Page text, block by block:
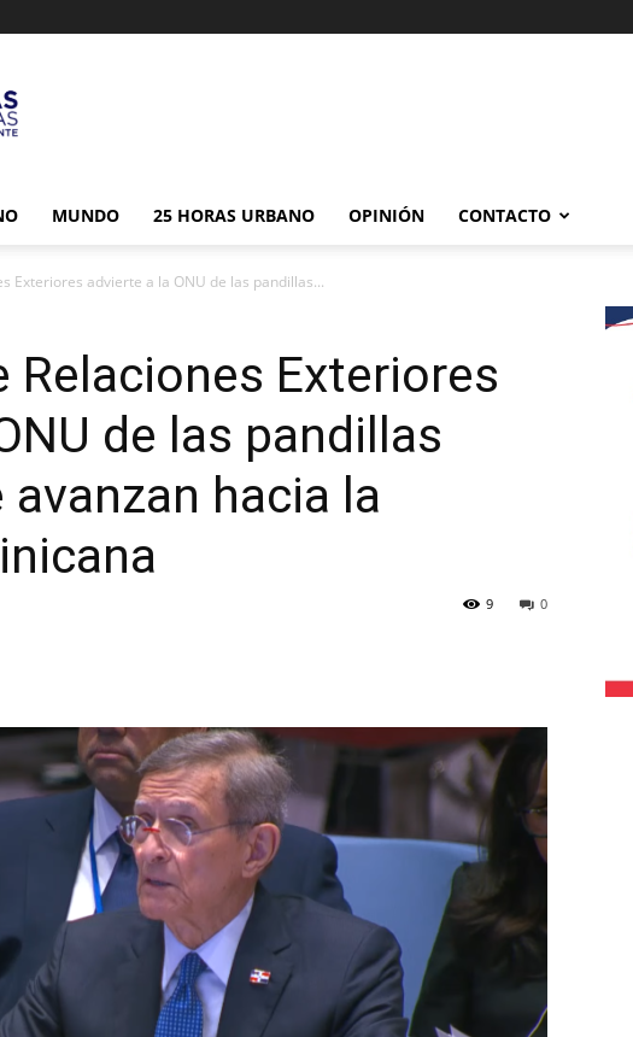
MUNDO 25 HORAS URBANO OPINIÓN CONTACTO
Exteriores advierte a la ONU de las pandillas...
Relaciones Exteriores
de las pandillas
hacia la
0
9